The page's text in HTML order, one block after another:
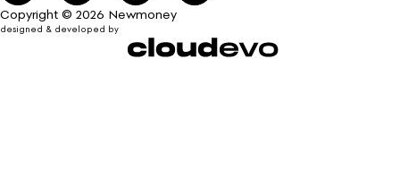
Copyright © 2026 Newmoney
designed & developed by